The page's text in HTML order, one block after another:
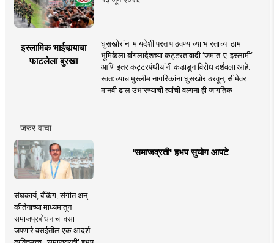
इस्लामिक भाईचार्‍याचा
फाटलेला बुरखा
घुसखोरांना मायदेशी परत पाठवण्याच्या भारताच्या ठाम
भूमिकेला बांगलादेशच्या कट्टरतावादी ‘जमात-ए-इस्लामी’
आणि इतर कट्टरपंथीयांनी कडाडून विरोध दर्शवला आहे.
स्वतःच्याच मुस्लीम नागरिकांना घुसखोर ठरवून, सीमेवर
मानवी ढाल उभारण्याची त्यांची वल्गना ही जागतिक ..
जरुर वाचा
'समाजव्रती' हभप सुयोग आपटे
संघकार्य, बँकिंग, संगीत अन्
कीर्तनाच्या माध्यमातून
समाजप्रबोधनाचा वसा
जपणारे वसईतील एक आदर्श